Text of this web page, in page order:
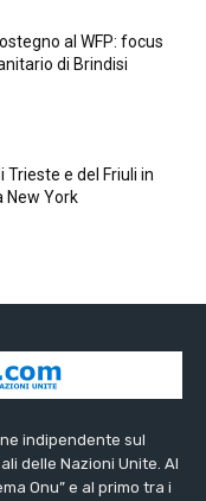
al WFP: focus
di Brindisi
Trieste e del Friuli in
New York
indipendente sul
delle Nazioni Unite. Al
Onu” e al primo tra i